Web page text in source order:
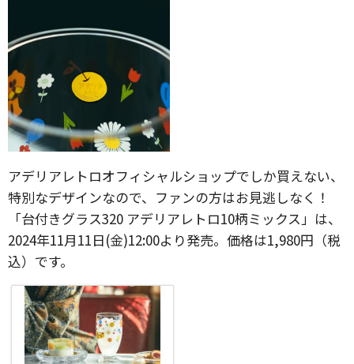
アデリアレトロオフィシャルショップでしか買えない、
特別なデザインなので、ファンの方はお見逃しなく！
「台付きグラス320 アデリアレトロ10柄ミックス」は、
2024年11月11日(金)12:00より発売。価格は1,980円（税
込）です。